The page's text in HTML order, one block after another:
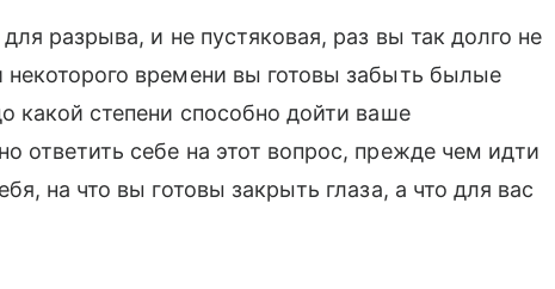
разрыва, и не пустяковая, раз вы так долго не
времени вы готовы забыть былые
какой степени способно дойти ваше
ответить себе на этот вопрос, прежде чем идти
на что вы готовы закрыть глаза, а что для вас